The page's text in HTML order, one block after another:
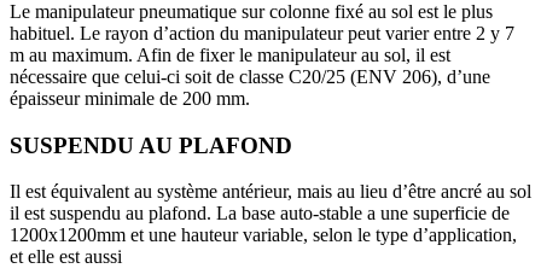
Le manipulateur pneumatique sur colonne fixé au sol est le plus
habituel. Le rayon d’action du manipulateur peut varier entre 2 y 7
m au maximum. Afin de fixer le manipulateur au sol, il est
nécessaire que celui-ci soit de classe C20/25 (ENV 206), d’une
épaisseur minimale de 200 mm.
SUSPENDU AU PLAFOND
Il est équivalent au système antérieur, mais au lieu d’être ancré au sol
il est suspendu au plafond. La base auto-stable a une superficie de
1200x1200mm et une hauteur variable, selon le type d’application,
et elle est aussi